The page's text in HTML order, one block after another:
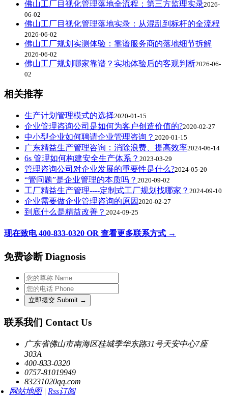
佛山工厂目视化管理落地全流程：第三方监理实录2026-
06-02
佛山工厂目视化管理落地实录：从混乱到标杆的全流程
2026-06-02
佛山工厂规划实测体验：靠谱服务商的落地细节拆解
2026-06-02
佛山工厂规划哪家靠谱？实地体验后的客观判断2026-06-
02
相关推荐
生产计划管理模式的选择2020-01-15
企业管理咨询公司是如何为客户创造价值的?2020-02-27
中小型企业如何聘请企业管理咨询？ 2020-01-15
广东精益生产管理咨询：消除浪费、提高效率2024-06-14
6s 管理如何构建安全生产体系？ 2023-03-29
管理咨询公司对企业发展的重要性是什么?2024-05-20
“管问题”是企业管理的本质吗？ 2020-09-02
工厂精益生产管理----定制式工厂规划找哪家？ 2024-09-10
企业需要做企业管理咨询的原因 2020-02-27
到底什么是精益改善？ 2024-09-25
现在致电 400-833-0320 OR 查看更多联系方式 →
免费诊断 Diagnosis
联系我们 Contact Us
广东省佛山市南海区桂城季华东路31号天安中心7座
303A
400-833-0320
0757-81019949
83231020qq.com
网站地图| Rss订阅